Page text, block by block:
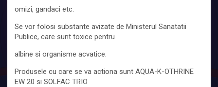
omizi, gandaci etc.
Se vor folosi substante avizate de Ministerul Sanatatii
Publice, care sunt toxice pentru
albine si organisme acvatice.
Produsele cu care se va actiona sunt AQUA-K-OTHRINE
EW 20 si SOLFAC TRIO